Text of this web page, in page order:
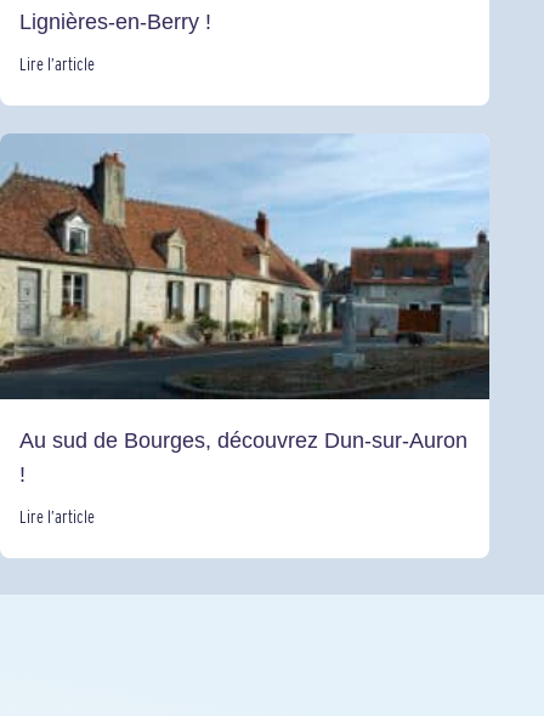
Lignières-en-Berry !
Lire l’article
Au sud de Bourges, découvrez Dun-sur-Auron
!
Lire l’article